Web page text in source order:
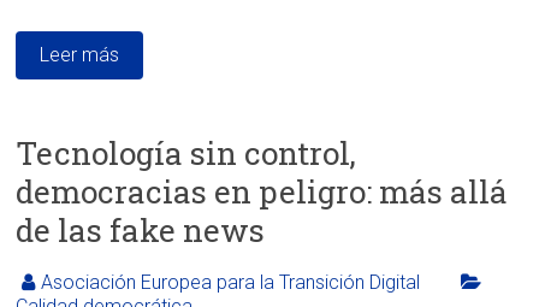
Leer más
Tecnología sin control,
democracias en peligro: más allá
de las fake news
Asociación Europea para la Transición Digital